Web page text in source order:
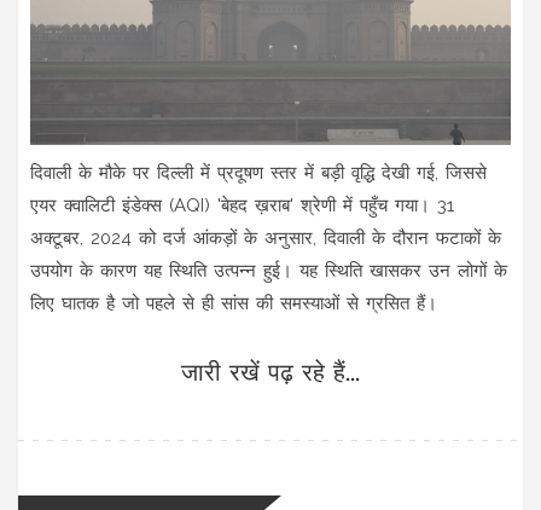
दिवाली के मौके पर दिल्ली में प्रदूषण स्तर में बड़ी वृद्धि देखी गई, जिससे
एयर क्वालिटी इंडेक्स (AQI) 'बेहद ख़राब' श्रेणी में पहुँच गया। 31
अक्टूबर, 2024 को दर्ज आंकड़ों के अनुसार, दिवाली के दौरान फटाकों के
उपयोग के कारण यह स्थिति उत्पन्न हुई। यह स्थिति खासकर उन लोगों के
लिए घातक है जो पहले से ही सांस की समस्याओं से ग्रसित हैं।
जारी रखें पढ़ रहे हैं...